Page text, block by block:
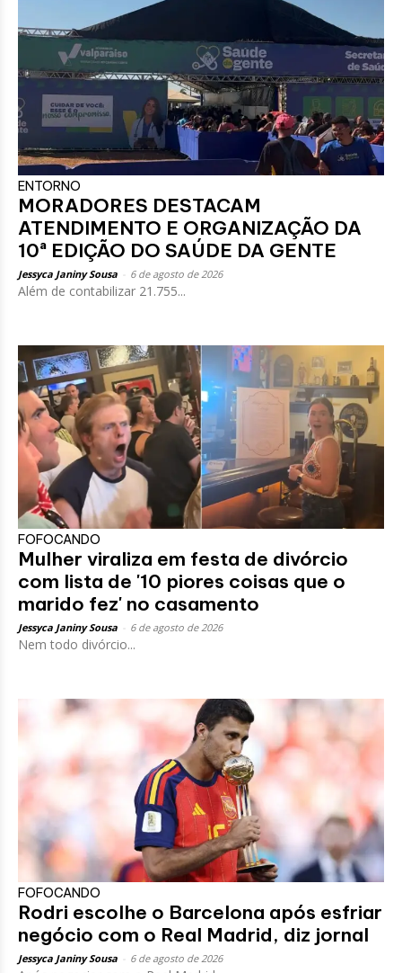
ENTORNO
MORADORES DESTACAM
ATENDIMENTO E ORGANIZAÇÃO DA
10ª EDIÇÃO DO SAÚDE DA GENTE
Jessyca Janiny Sousa 6 de agosto de 2026
Além de contabilizar 21.755...
FOFOCANDO
Mulher viraliza em festa de divórcio
com lista de '10 piores coisas que o
marido fez' no casamento
Jessyca Janiny Sousa 6 de agosto de 2026
Nem todo divórcio...
FOFOCANDO
Rodri escolhe o Barcelona após esfriar
negócio com o Real Madrid, diz jornal
Jessyca Janiny Sousa 6 de agosto de 2026